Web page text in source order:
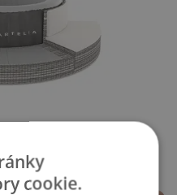
cookie.